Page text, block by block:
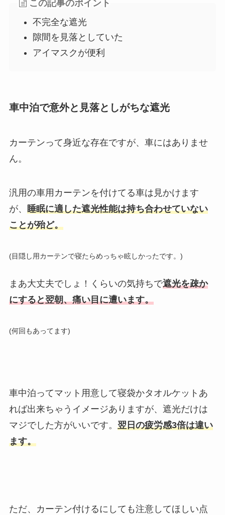
この記事のポイント
不完全な遮光
隙間を見落としていた
アイマスクが便利
車中泊で意外と見落としがちな遮光
カーテンって身近な存在ですが、車にはありませ
ん。
汎用の車用カーテンを付けてる車は見かけます
が、 睡眠に適した遮光性能は持ち合わせていない
ことが殆ど。
(目隠し用カーテンで寝たらめっちゃ眩しかったです。)
まあ大丈夫でしょ！くらいの気持ちで遮光を疎か
にすると翌朝、痛い目に遭います。
(何回もあってます)
車中泊ってマット用意して寝袋かタオルケットあ
れば出来ちゃうイメージありますが、遮光だけは
マジでした方がいいです。 翌日の疲労感3倍は違い
ます。
ただ、カーテン付けるにしても注意してほしい点